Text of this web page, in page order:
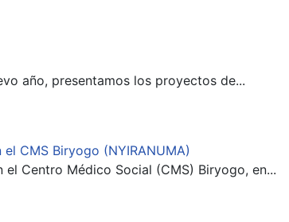
año, presentamos los proyectos de...
CMS Biryogo (NYIRANUMA)
Centro Médico Social (CMS) Biryogo, en...